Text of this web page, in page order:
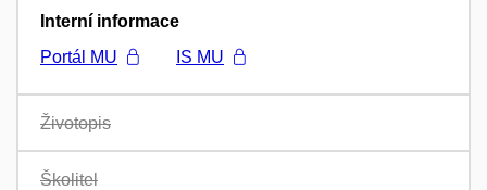
Interní informace
Portál MU
IS MU
Životopis
Školitel